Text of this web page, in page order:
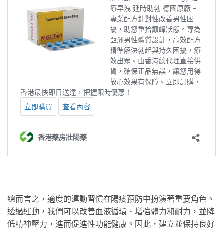
總而言之，適度的運動習慣在陽痿預防中扮演著重要角色。
透過運動，我們可以改善血液循環、增強體力和耐力，並降
低精神壓力，進而促進性功能健康。因此，建立並保持良好